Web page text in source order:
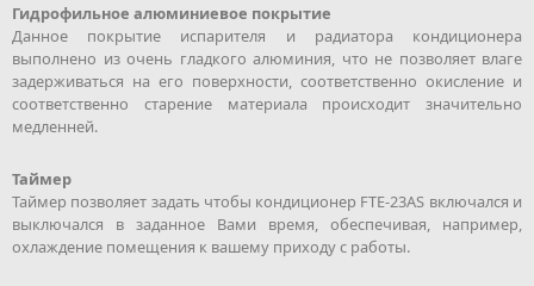
Гидрофильное алюминиевое покрытие
Данное покрытие испарителя и радиатора кондиционера
выполнено из очень гладкого алюминия, что не позволяет влаге
задерживаться на его поверхности, соответственно окисление и
соответственно старение материала происходит значительно
медленней.
Таймер
Таймер позволяет задать чтобы кондиционер FTE-23AS включался и
выключался в заданное Вами время, обеспечивая, например,
охлаждение помещения к вашему приходу с работы.